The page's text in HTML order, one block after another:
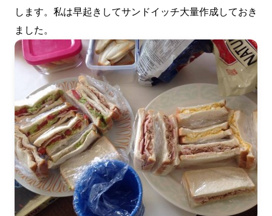
します。私は早起きしてサンドイッチ大量作成しておき
ました。